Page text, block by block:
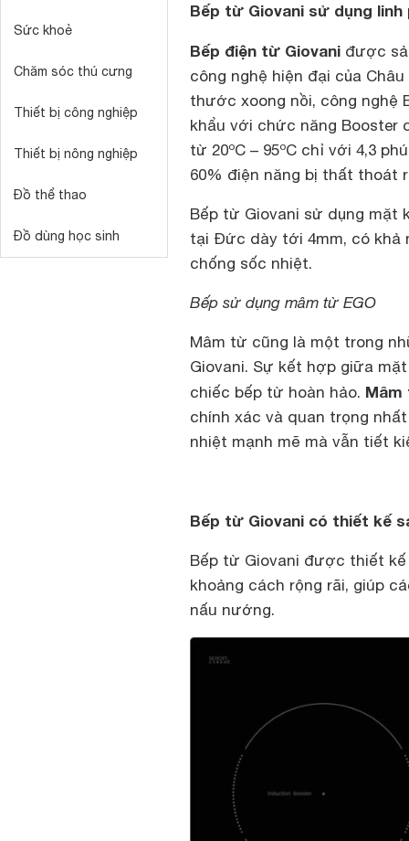
Sức khoẻ
Chăm sóc thú cưng
Thiết bị công nghiệp
Thiết bị nông nghiệp
Đồ thể thao
Đồ dùng học sinh
Bếp từ Giovani sử dụng linh
Bếp điện từ Giovani được
công nghệ hiện đại của
thước xoong nồi, công nghệ
khẩu với chức năng Booster
từ 20ºC – 95ºC chỉ với 4,3
60% điện năng bị thất thoát
Bếp từ Giovani sử dụng mặt
tại Đức dày tới 4mm, có khả
chống sốc nhiệt.
Bếp sử dụng mâm từ EGO
Mâm từ cũng là một trong
Giovani. Sự kết hợp giữa
chiếc bếp từ hoàn hảo. Mâm
chính xác và quan trọng
nhiệt mạnh mẽ mà vẫn tiết
Bếp từ Giovani có thiết kế
Bếp từ Giovani được thiết
khoảng cách rộng rãi, giúp
nấu nướng.